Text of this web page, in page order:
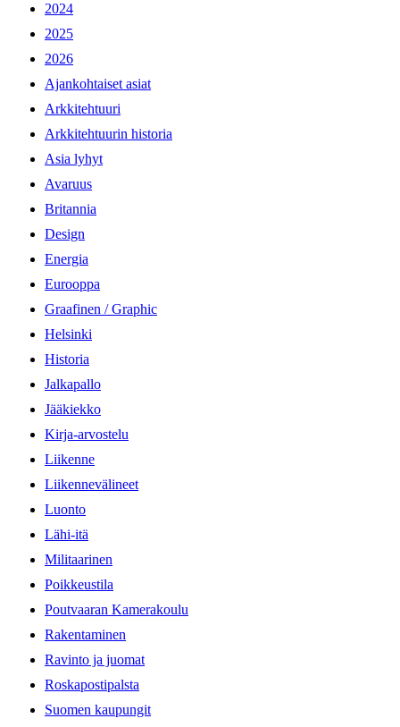
2024
2025
2026
Ajankohtaiset asiat
Arkkitehtuuri
Arkkitehtuurin historia
Asia lyhyt
Avaruus
Britannia
Design
Energia
Eurooppa
Graafinen / Graphic
Helsinki
Historia
Jalkapallo
Jääkiekko
Kirja-arvostelu
Liikenne
Liikennevälineet
Luonto
Lähi-itä
Militaarinen
Poikkeustila
Poutvaaran Kamerakoulu
Rakentaminen
Ravinto ja juomat
Roskapostipalsta
Suomen kaupungit